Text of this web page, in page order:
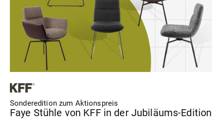
Sonderedition zum Aktionspreis
Faye Stühle von KFF in der Jubiläums-Edition